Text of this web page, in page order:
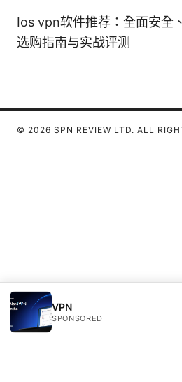
Ios vpn软件推荐：全面安全
选购指南与实战评测
VPN
SPONSORED
© 2026 SPN REVIEW LTD. ALL